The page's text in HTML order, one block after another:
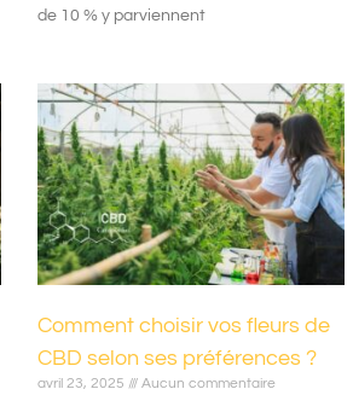
de 10 % y parviennent
Comment choisir vos fleurs de
CBD selon ses préférences ?
avril 23, 2025 Aucun commentaire